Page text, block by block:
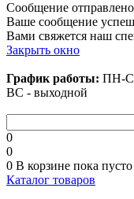
Сообщение отправлено
Ваше сообщение
Вами свяжется наш
Закрыть окно
График работы: ПН-
ВС - выходной
0
0
0 В корзине пока пусто
Каталог товаров